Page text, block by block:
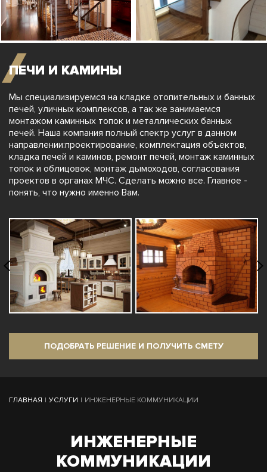
ПЕЧИ И КАМИНЫ
Мы специализируемся на кладке отопительных и банных
печей, уличных комплексов, а так же занимаемся
монтажом каминных топок и металлических банных
печей. Наша компания полный спектр услуг в данном
направлении:проектирование, комплектация объектов,
кладка печей и каминов, ремонт печей, монтаж каминных
топок и облицовок, монтаж дымоходов, согласования
проектов в органах МЧС. Сделать можно все. Главное -
понять, что нужно именно Вам.
ПОДОБРАТЬ РЕШЕНИЕ И ПОЛУЧИТЬ СМЕТУ
ГЛАВНАЯ | УСЛУГИ | ИНЖЕНЕРНЫЕ КОММУНИКАЦИИ
ИНЖЕНЕРНЫЕ
КОММУНИКАЦИИ